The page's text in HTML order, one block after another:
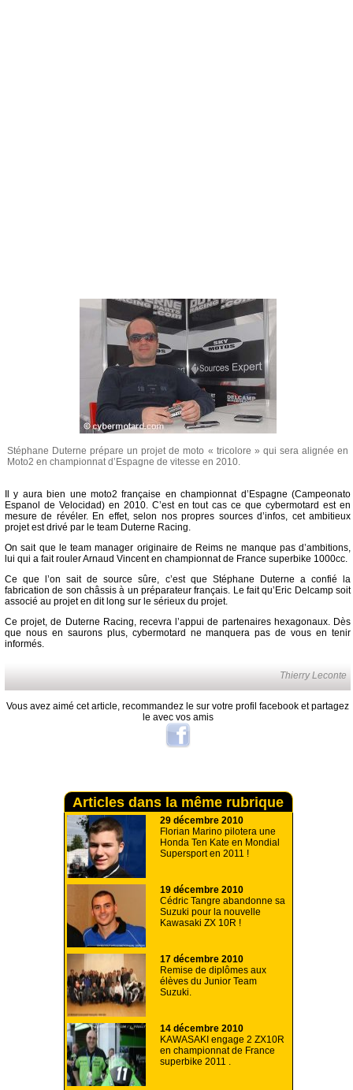
Stéphane Duterne prépare un projet de moto « tricolore » qui sera alignée en
Moto2 en championnat d’Espagne de vitesse en 2010.
Il y aura bien une moto2 française en championnat d’Espagne (Campeonato
Espanol de Velocidad) en 2010. C’est en tout cas ce que cybermotard est en
mesure de révéler. En effet, selon nos propres sources d’infos, cet ambitieux
projet est drivé par le team Duterne Racing.
On sait que le team manager originaire de Reims ne manque pas d’ambitions,
lui qui a fait rouler Arnaud Vincent en championnat de France superbike 1000cc.
Ce que l’on sait de source sûre, c’est que Stéphane Duterne a confié la
fabrication de son châssis à un préparateur français. Le fait qu’Eric Delcamp soit
associé au projet en dit long sur le sérieux du projet.
Ce projet, de Duterne Racing, recevra l’appui de partenaires hexagonaux. Dès
que nous en saurons plus, cybermotard ne manquera pas de vous en tenir
informés.
Thierry Leconte
Vous avez aimé cet article, recommandez le sur votre profil facebook et partagez
le avec vos amis
Articles dans la même rubrique
29 décembre 2010
Florian Marino pilotera une
Honda Ten Kate en Mondial
Supersport en 2011 !
19 décembre 2010
Cédric Tangre abandonne sa
Suzuki pour la nouvelle
Kawasaki ZX 10R !
17 décembre 2010
Remise de diplômes aux
élèves du Junior Team
Suzuki.
14 décembre 2010
KAWASAKI engage 2 ZX10R
en championnat de France
superbike 2011 .